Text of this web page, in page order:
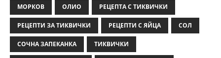
МОРКОВ ОЛИО РЕЦЕПТА С ТИКВИЧКИ
РЕЦЕПТИ ЗА ТИКВИЧКИ РЕЦЕПТИ С ЯЙЦА СОЛ
СОЧНА ЗАПЕКАНКА ТИКВИЧКИ